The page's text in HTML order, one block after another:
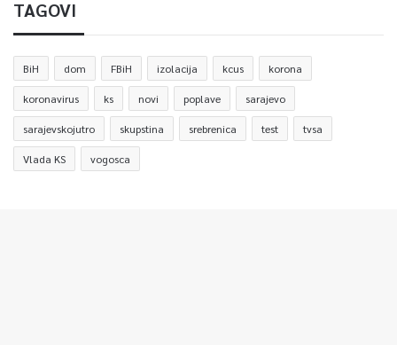
TAGOVI
BiH dom FBiH izolacija kcus korona
koronavirus ks novi poplave sarajevo
sarajevskojutro skupstina srebrenica test tvsa
Vlada KS vogosca